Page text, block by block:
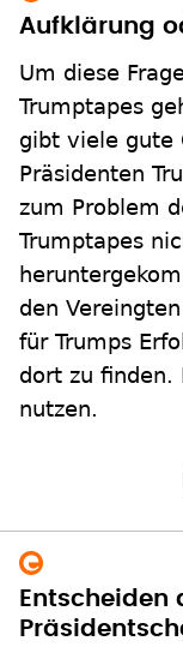
Aufklärung
Um diese
Trumptapes
gibt viele gute
Präsidenten
zum Problem
Trumptapes
den
für Trumps
dort zu finden.
nutzen.
Entscheiden